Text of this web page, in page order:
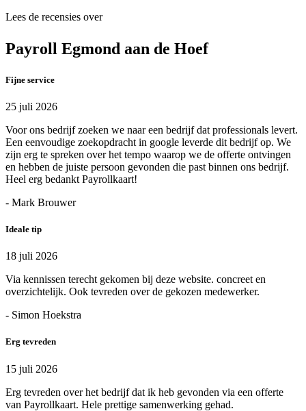
Lees de recensies over
Payroll Egmond aan de Hoef
Fijne service
25 juli 2026
Voor ons bedrijf zoeken we naar een bedrijf dat professionals levert.
Een eenvoudige zoekopdracht in google leverde dit bedrijf op. We
zijn erg te spreken over het tempo waarop we de offerte ontvingen
en hebben de juiste persoon gevonden die past binnen ons bedrijf.
Heel erg bedankt Payrollkaart!
- Mark Brouwer
Ideale tip
18 juli 2026
Via kennissen terecht gekomen bij deze website. concreet en
overzichtelijk. Ook tevreden over de gekozen medewerker.
- Simon Hoekstra
Erg tevreden
15 juli 2026
Erg tevreden over het bedrijf dat ik heb gevonden via een offerte
van Payrollkaart. Hele prettige samenwerking gehad.